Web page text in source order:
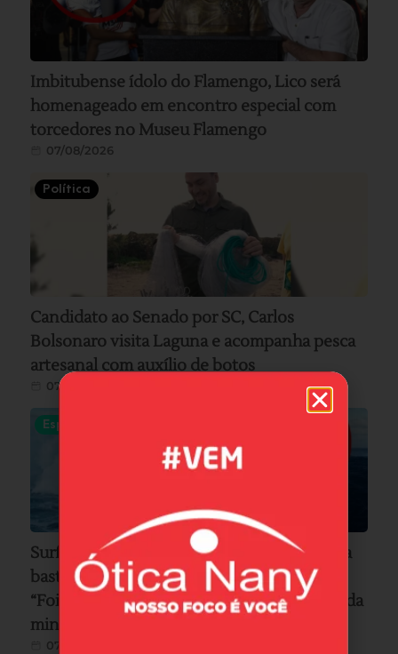
Imbitubense ídolo do Flamengo, Lico será
homenageado em encontro especial com
torcedores no Museu Flamengo
07/08/2026
Política
Candidato ao Senado por SC, Carlos
Bolsonaro visita Laguna e acompanha pesca
artesanal com auxílio de botos
07/08/2026
Esportes
Surfista de Garopaba Maya Carpinelli revela
bastidores de onda gigante em Teahupoo:
“Foi o momento mais assustador e incrível da
minha vida”
07/08/2026